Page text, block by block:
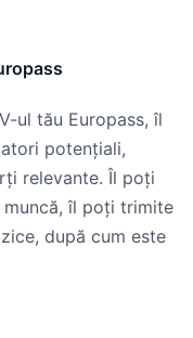
ul tău Europass, îl
potențiali,
relevante. Îl poți
îl poți trimite
după cum este